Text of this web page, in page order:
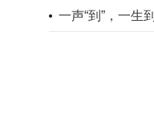
一声“到”，一生到